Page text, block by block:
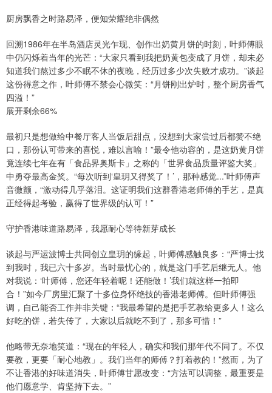
厨房飘香之时路易泽，便知荣耀绝非偶然
回溯1986年在半岛酒店灵光乍现、创作出奶黄月饼的时刻，叶师傅眼
中仍闪烁着当年的光芒：“大家只看到我把奶黄包变成了月饼，却未必
知道我们熬过多少不眠不休的夜晚，经历过多少次失败才成功。”谈起
这份得意之作，叶师傅不禁会心微笑：“月饼刚出炉时，整个厨房香气
四溢！”
展开剩余66%
最初只是想做给中餐厅客人当饭后甜点，没想到大家尝过后都赞不绝
口，那份认可带来的喜悦，难以言喻！”最令他动容的，是这奶黄月饼
竟连续七年在有「食品界奥斯卡」之称的「世界食品质量评鉴大奖」
中勇夺最高金奖。“每次听到‘皇玥又得奖了！’，那种感觉...”叶师傅声
音微颤，“激动得几乎落泪。这证明我们这群香港老师傅的手艺，是真
正经得起考验，赢得了世界级的认可！”
守护香港味道路易泽，我愿耐心等待新芽成长
谈起与严运波博士共同创立皇玥的缘起，叶师傅感触良多：“严博士找
到我时，我已六十多岁。当时最忧心的，就是这门手艺后继无人。他
对我说：‘叶师傅，您还年轻着呢！还能做！’我们就这样一拍即
合！”如今厂房里汇聚了十多位身怀绝技的香港老师傅。但叶师傅强
调，自己能否工作并非关键：“我最希望的是把手艺教给更多人！这么
好吃的饼，若失传了，大家以后就吃不到了，那多可惜！”
他略带无奈地笑道：“现在的年轻人，确实和我们那年代不同了。不仅
要教，更要「耐心地教」。我们当年的师傅？打着教的！”然而，为了
不让香港的好味道消失，叶师傅甘愿改变：“方法可以调整，最重要是
他们愿意学、肯坚持下去。”